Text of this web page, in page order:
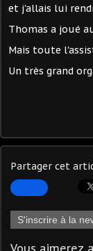
et j'allais lui
Thomas a joué
Mais toute
Un très grand
Partager cet
S'inscrire à la
Vous aimerez